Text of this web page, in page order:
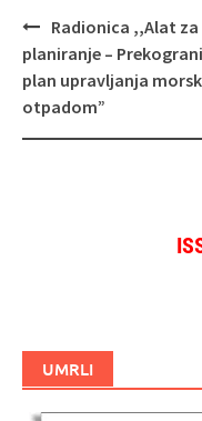
Navigacija
objava
Radionica ,,Alat za
planiranje –
plan upravljanja
otpadom”
UMRLI